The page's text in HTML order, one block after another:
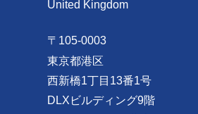
United Kingdom
〒105-0003
東京都港区
西新橋1丁目13番1号
DLXビルディング9階